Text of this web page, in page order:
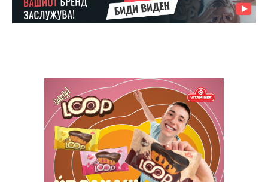
$100 / year placeholder text
Full member access:
Etiam est nibh, lobortis sit
Praesent euismod ac
Ut mollis pellentesque tortor
Nullam eu erat condimentum
Donec quis est ac felis